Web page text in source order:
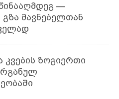
—
გზა მავნებელთან
ზოგიერთი